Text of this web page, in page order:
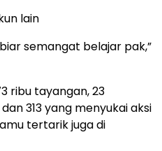
lain
semangat belajar pak,”
ribu tayangan, 23
313 yang menyukai aksi
tertarik juga di